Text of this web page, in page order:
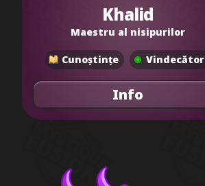
Khalid
Maestru al nisipurilor
Cunoștințe Vindecător
Info